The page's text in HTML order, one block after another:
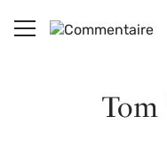
Aller au contenu
Tom